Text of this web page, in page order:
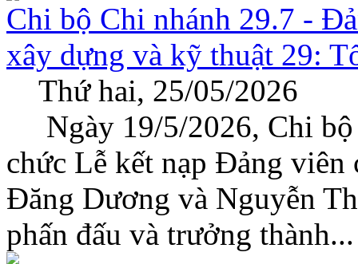
Chi bộ Chi nhánh 29.7 -
xây dựng và kỹ thuật 29:
Thứ hai, 25/05/2026
Ngày 19/5/2026, Chi bộ
chức Lễ kết nạp Đảng
Đăng Dương và Nguyễn
phấn đấu và trưởng thành...